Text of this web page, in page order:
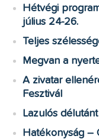
Hétvégi
július 24-26.
Teljes
Megvan a
A zivatar
Fesztivál
Lazulós
Hatékonyság –